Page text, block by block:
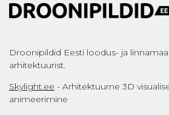
Droonipildid Eesti loodus- ja
arhitektuurist.
Skylight.ee - Arhitektuurne 3D
animeerimine